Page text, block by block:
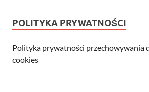
POLITYKA PRYWATNOŚCI
Polityka prywatności przechowywania
cookies